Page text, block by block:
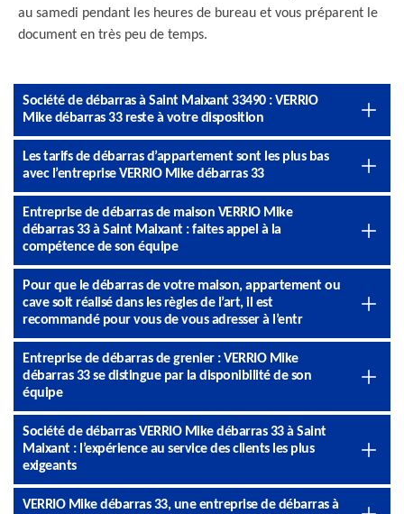
au samedi pendant les heures de bureau et vous préparent le
document en très peu de temps.
Société de débarras à Saint Maixant 33490 : VERRIO
Mike débarras 33 reste à votre disposition
Les tarifs de débarras d’appartement sont les plus bas
avec l’entreprise VERRIO Mike débarras 33
Entreprise de débarras de maison VERRIO Mike
débarras 33 à Saint Maixant : faites appel à la
compétence de son équipe
Pour que le débarras de votre maison, appartement ou
cave soit réalisé dans les règles de l’art, il est
recommandé pour vous de vous adresser à l’entr
Entreprise de débarras de grenier : VERRIO Mike
débarras 33 se distingue par la disponibilité de son
équipe
Société de débarras VERRIO Mike débarras 33 à Saint
Maixant : l’expérience au service des clients les plus
exigeants
VERRIO Mike débarras 33, une entreprise de débarras à